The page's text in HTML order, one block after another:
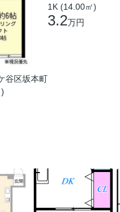
谷区坂本町
1K (14.00㎡)
3.2万円